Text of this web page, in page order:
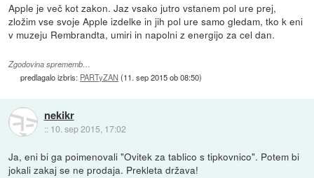
Apple je več kot zakon. Jaz vsako jutro vstanem pol ure prej,
zložim vse svoje Apple izdelke in jih pol ure samo gledam, tko k eni
v muzeju Rembrandta, umiri in napolni z energijo za cel dan.
Zgodovina sprememb…
predlagalo izbris: PARTyZAN(11. sep 2015 ob 08:50)
nekikr
:: 10. sep 2015, 17:02
Ja, eni bi ga poimenovali "Ovitek za tablico s tipkovnico". Potem bi
jokali zakaj se ne prodaja. Prekleta država!